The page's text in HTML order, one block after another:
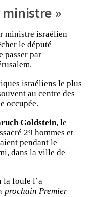
»
ministre israélien
le député
passer par
israéliens le plus
au centre des
occupée.
Goldstein, le
29 hommes et
pendant le
dans la ville de
la foule l’a
prochain Premier